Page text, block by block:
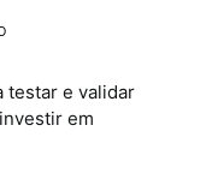
testar e validar
em